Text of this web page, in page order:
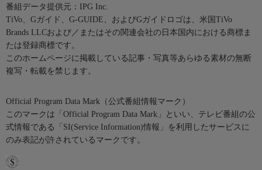
番組データ提供元：IPG Inc.
TiVo、Gガイド、G-GUIDE、およびGガイドロゴは、米国TiVo
Brands LLCおよび／またはその関連会社の日本国内における商標ま
たは登録商標です。
このホームページに掲載している記事・写真等あらゆる素材の無断
複写・転載を禁じます。
Official Program Data Mark（公式番組情報マーク）
このマークは「Official Program Data Mark」といい、テレビ番組の公
式情報である「SI(Service Information)情報」を利用したサービスに
のみ表記が許されているマークです。